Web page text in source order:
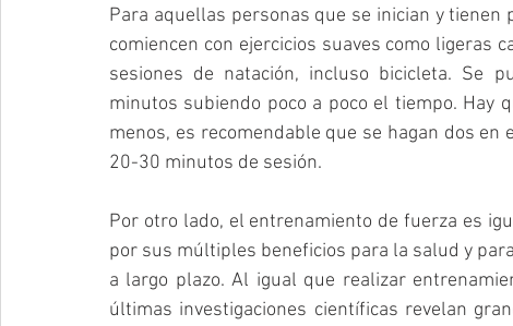
Para aquellas personas que se inician y tienen
comiencen con ejercicios suaves como ligeras
sesiones de natación, incluso bicicleta. Se
minutos subiendo poco a poco el tiempo. Hay
menos, es recomendable que se hagan dos
20-30 minutos de sesión.
Por otro lado, el entrenamiento de fuerza es
por sus múltiples beneficios para la salud y
a largo plazo. Al igual que realizar
últimas investigaciones científicas revelan